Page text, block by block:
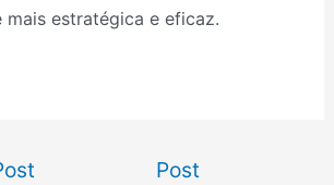
mais estratégica e eficaz.
Post